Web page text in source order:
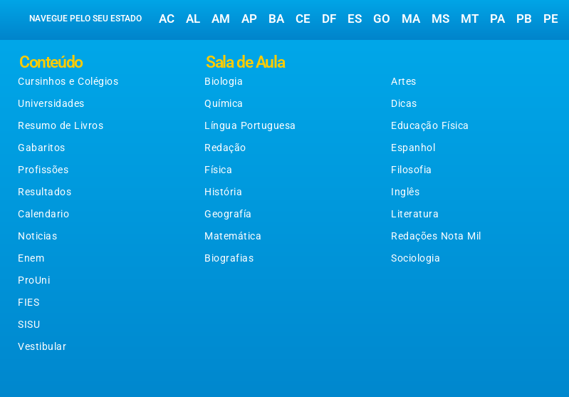
NAVEGUE PELO SEU ESTADO AC AL AM AP BA CE DF ES GO MA MS MT PA PB PE
Conteúdo
Cursinhos e Colégios
Universidades
Resumo de Livros
Gabaritos
Profissões
Resultados
Calendario
Noticias
Enem
ProUni
FIES
SISU
Vestibular
Sala de Aula
Biologia
Química
Língua Portuguesa
Redação
Física
História
Geografía
Matemática
Biografias
Artes
Dicas
Educação Física
Espanhol
Filosofia
Inglês
Literatura
Redações Nota Mil
Sociologia